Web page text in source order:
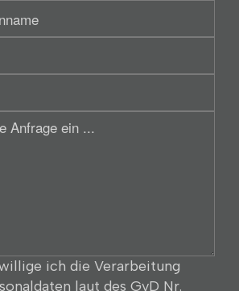
ich die Verarbeitung
laut des GvD Nr.